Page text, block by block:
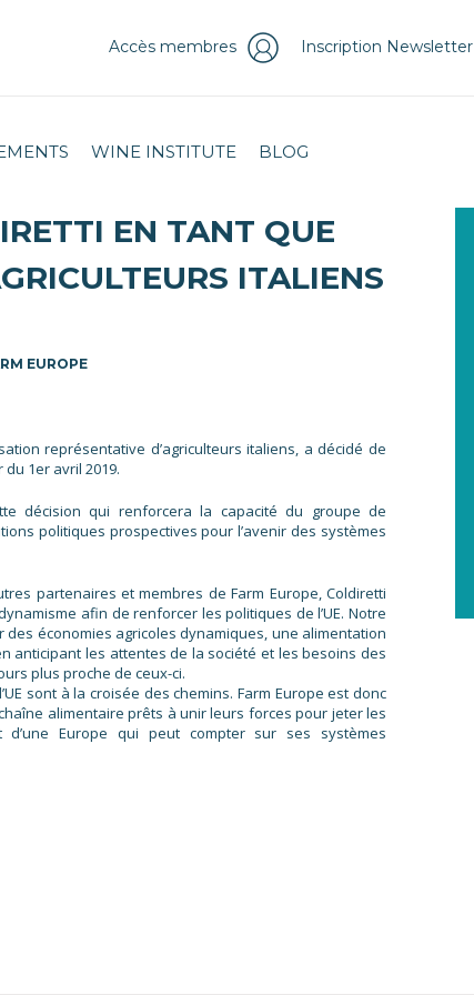
Inscription Newsletter
Accès membres
WINE INSTITUTE BLOG
EN TANT QUE
ITALIENS
EUROPE
représentative d’agriculteurs italiens, a décidé de
1er avril 2019.
décision qui renforcera la capacité du groupe de
politiques prospectives pour l’avenir des systèmes
partenaires et membres de Farm Europe, Coldiretti
afin de renforcer les politiques de l’UE. Notre
économies agricoles dynamiques, une alimentation
anticipant les attentes de la société et les besoins des
plus proche de ceux-ci.
sont à la croisée des chemins. Farm Europe est donc
alimentaire prêts à unir leurs forces pour jeter les
d’une Europe qui peut compter sur ses systèmes